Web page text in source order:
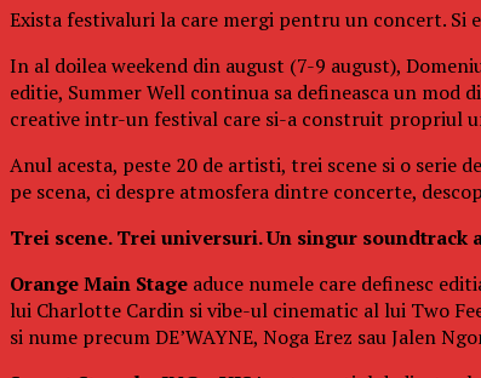
Exista festivaluri la care mergi pentru un concert. Si
In al doilea weekend din august (7-9 august),
editie, Summer Well continua sa defineasca un
creative intr-un festival care si-a construit propriul
Anul acesta, peste 20 de artisti, trei scene si o
pe scena, ci despre atmosfera dintre concerte,
Trei scene. Trei universuri. Un singur soundtrack
Orange Main Stage aduce numele care definesc
lui Charlotte Cardin si vibe-ul cinematic al lui Two
si nume precum DE’WAYNE, Noga Erez sau Jalen